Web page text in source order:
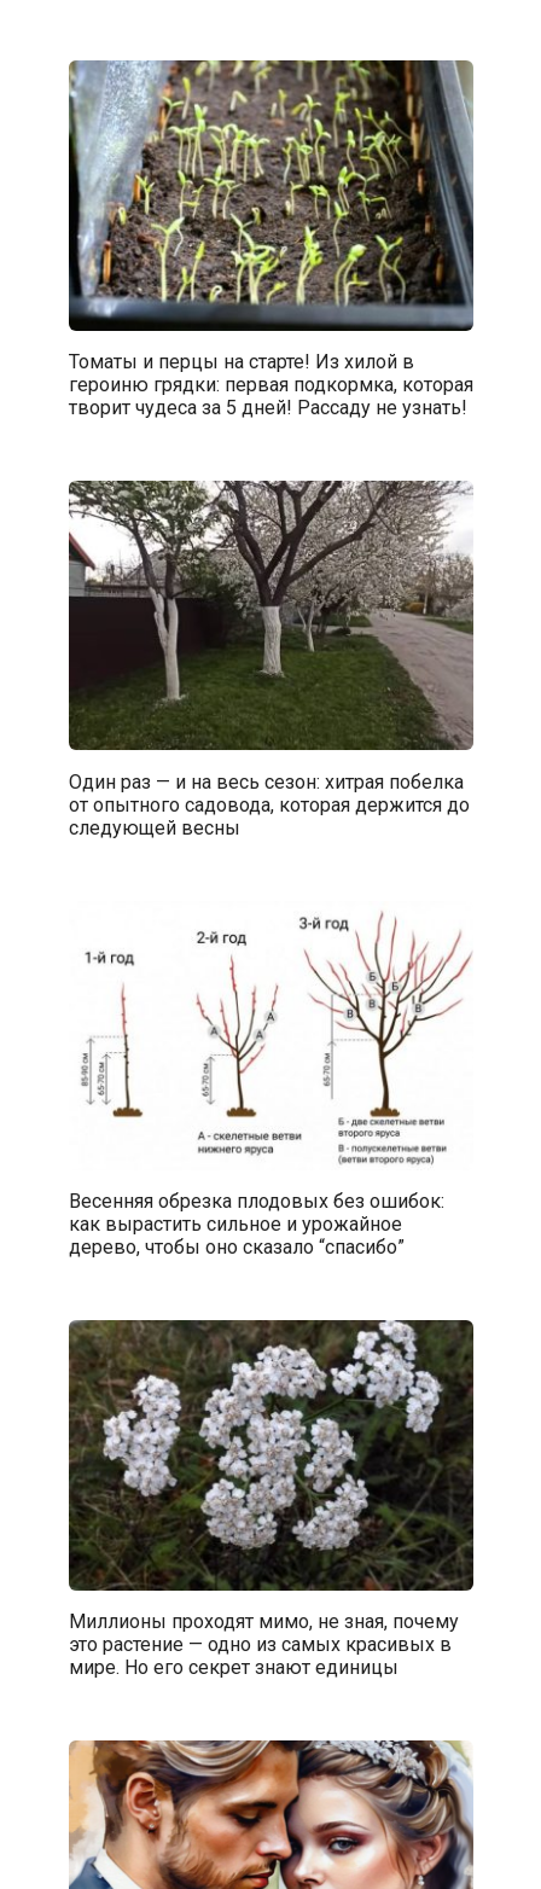
Томаты и перцы на старте! Из хилой в
героиню грядки: первая подкормка, которая
творит чудеса за 5 дней! Рассаду не узнать!
Один раз — и на весь сезон: хитрая побелка
от опытного садовода, которая держится до
следующей весны
Весенняя обрезка плодовых без ошибок:
как вырастить сильное и урожайное
дерево, чтобы оно сказало “спасибо”
Миллионы проходят мимо, не зная, почему
это растение — одно из самых красивых в
мире. Но его секрет знают единицы